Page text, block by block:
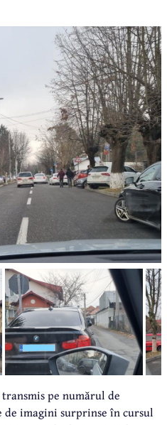
pe numărul de
de imagini surprinse în cursul